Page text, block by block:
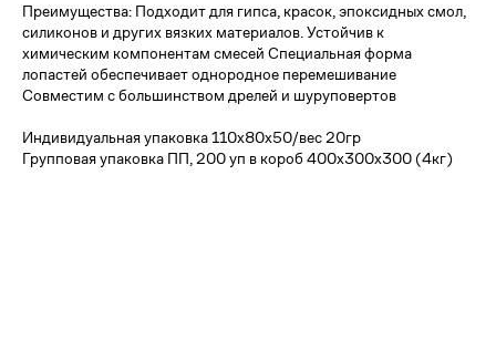
Преимущества: Подходит для гипса, красок, эпоксидных смол,
силиконов и других вязких материалов. Устойчив к
химическим компонентам смесей Специальная форма
лопастей обеспечивает однородное перемешивание
Совместим с большинством дрелей и шуруповертов
Индивидуальная упаковка 110х80х50/вес 20гр
Групповая упаковка ПП, 200 уп в короб 400х300х300 (4кг)